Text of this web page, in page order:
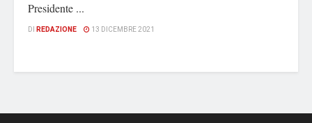
Presidente ...
DI REDAZIONE 13 DICEMBRE 2021